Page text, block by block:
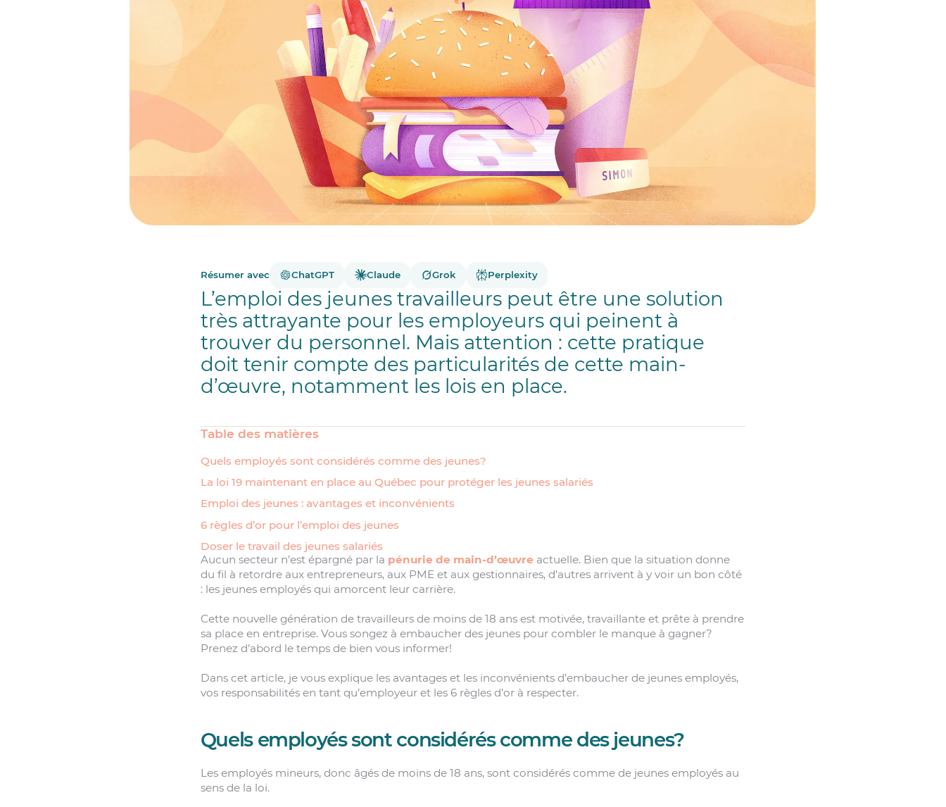
Résumer avec ChatGPT Claude Grok Perplexity
L’emploi des jeunes travailleurs peut être une solution
très attrayante pour les employeurs qui peinent à
trouver du personnel. Mais attention : cette pratique
doit tenir compte des particularités de cette main-
d’œuvre, notamment les lois en place.
Table des matières
Quels employés sont considérés comme des jeunes?
La loi 19 maintenant en place au Québec pour protéger les jeunes salariés
Emploi des jeunes : avantages et inconvénients
6 règles d’or pour l’emploi des jeunes
Doser le travail des jeunes salariés
Aucun secteur n’est épargné par la pénurie de main-d’œuvre actuelle. Bien que la situation donne
du fil à retordre aux entrepreneurs, aux PME et aux gestionnaires, d’autres arrivent à y voir un bon côté
: les jeunes employés qui amorcent leur carrière.
Cette nouvelle génération de travailleurs de moins de 18 ans est motivée, travaillante et prête à prendre
sa place en entreprise. Vous songez à embaucher des jeunes pour combler le manque à gagner?
Prenez d’abord le temps de bien vous informer!
Dans cet article, je vous explique les avantages et les inconvénients d’embaucher de jeunes employés,
vos responsabilités en tant qu’employeur et les 6 règles d’or à respecter.
Quels employés sont considérés comme des jeunes?
Les employés mineurs, donc âgés de moins de 18 ans, sont considérés comme de jeunes employés au
sens de la loi.